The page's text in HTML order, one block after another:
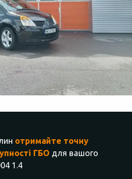
отримайте точну
ГБО для вашого
1.4